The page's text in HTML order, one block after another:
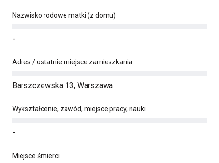
Nazwisko rodowe matki (z domu)
-
Adres / ostatnie miejsce zamieszkania
Barszczewska 13, Warszawa
Wykształcenie, zawód, miejsce pracy, nauki
-
Miejsce śmierci